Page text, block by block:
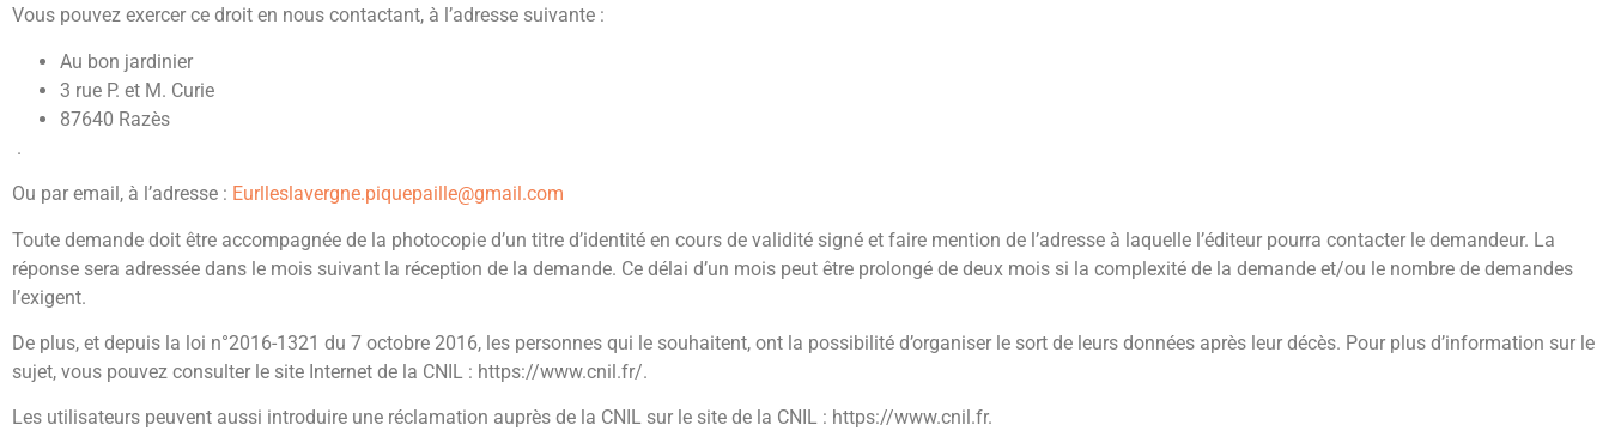
Vous pouvez exercer ce droit en nous contactant, à l’adresse suivante :
Au bon jardinier
3 rue P. et M. Curie
87640 Razès
.
Ou par email, à l’adresse : Eurlleslavergne.piquepaille@gmail.com
Toute demande doit être accompagnée de la photocopie d’un titre d’identité en cours de validité signé et faire mention de l’adresse à laquelle l’éditeur pourra contacter le demandeur. La
réponse sera adressée dans le mois suivant la réception de la demande. Ce délai d’un mois peut être prolongé de deux mois si la complexité de la demande et/ou le nombre de demandes
l’exigent.
De plus, et depuis la loi n°2016-1321 du 7 octobre 2016, les personnes qui le souhaitent, ont la possibilité d’organiser le sort de leurs données après leur décès. Pour plus d’information sur le
sujet, vous pouvez consulter le site Internet de la CNIL : https://www.cnil.fr/.
Les utilisateurs peuvent aussi introduire une réclamation auprès de la CNIL sur le site de la CNIL : https://www.cnil.fr.